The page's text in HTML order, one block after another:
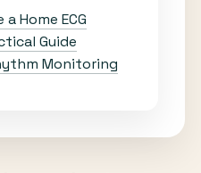
Home ECG
Guide
Monitoring